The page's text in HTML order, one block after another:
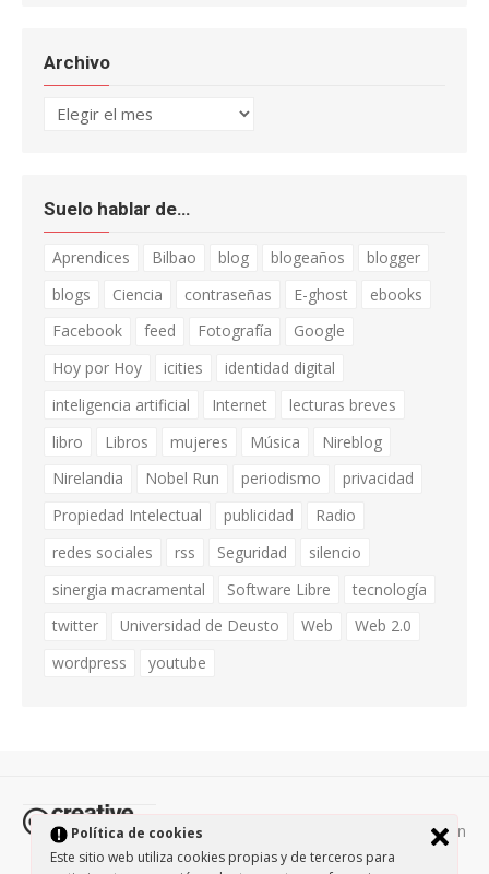
Política de cookies
Este sitio web utiliza cookies propias y de terceros para
Archivo
Archivo
Suelo hablar de…
Aprendices Bilbao blog blogeaños
blogger
blogs
Ciencia contraseñas E-ghost
ebooks
Facebook
feed Fotografía
Google
Hoy por Hoy
icities
identidad digital
inteligencia artificial
Internet
lecturas breves
libro
Libros mujeres Música
Nireblog
Nirelandia
Nobel Run periodismo
privacidad
Propiedad Intelectual
publicidad
Radio
redes sociales
rss Seguridad
silencio
sinergia macramental
Software Libre
tecnología
twitter
Universidad de Deusto Web
Web 2.0
wordpress
youtube
Todos los contenidos de esta página están
protegidos por la licencia Creative Commons Attribution-